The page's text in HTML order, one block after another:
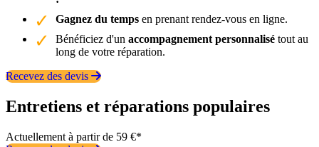
Gagnez du temps en prenant rendez-vous en ligne.
Bénéficiez d'un accompagnement personnalisé tout au
long de votre réparation.
Recevez des devis
Entretiens et réparations populaires
Actuellement à partir de 59 €*